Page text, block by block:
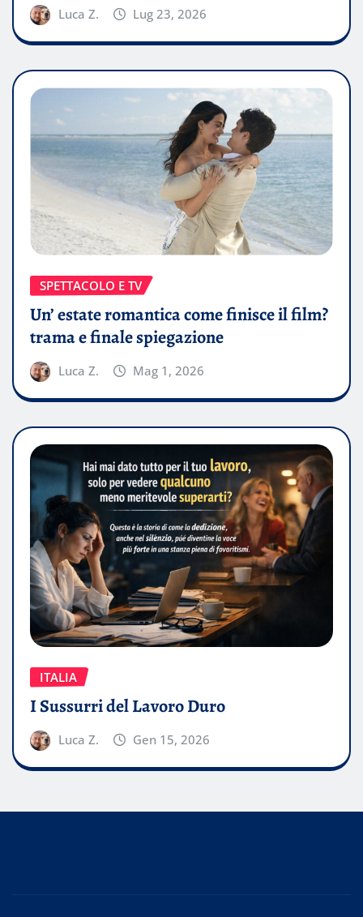
Luca Z. Lug 23, 2026
SPETTACOLO E TV
Un’ estate romantica come finisce il film?
trama e finale spiegazione
Luca Z. Mag 1, 2026
ITALIA
I Sussurri del Lavoro Duro
Luca Z. Gen 15, 2026